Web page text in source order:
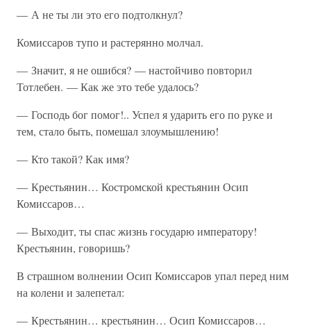
— А не ты ли это его подтолкнул?
Комиссаров тупо и растерянно молчал.
— Значит, я не ошибся? — настойчиво повторил
Тотлебен. — Как же это тебе удалось?
— Господь бог помог!.. Успел я ударить его по руке и
тем, стало быть, помешал злоумышлению!
— Кто такой? Как имя?
— Крестьянин… Костромской крестьянин Осип
Комиссаров…
— Выходит, ты спас жизнь государю императору!
Крестьянин, говоришь?
В страшном волнении Осип Комиссаров упал перед ним
на колени и залепетал:
— Крестьянин… крестьянин… Осип Комиссаров…